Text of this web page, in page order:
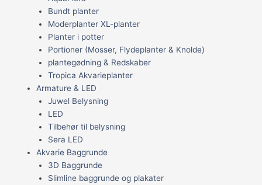
Bundt planter
Moderplanter XL-planter
Planter i potter
Portioner (Mosser, Flydeplanter & Knolde)
plantegødning & Redskaber
Tropica Akvarieplanter
Armature & LED
Juwel Belysning
LED
Tilbehør til belysning
Sera LED
Akvarie Baggrunde
3D Baggrunde
Slimline baggrunde og plakater